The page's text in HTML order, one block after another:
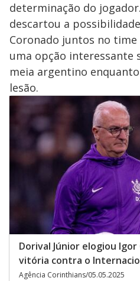
determinação do
descartou a
Coronado juntos no
uma opção interessante
meia argentino
lesão.
Dorival Júnior elogiou Igor
vitória contra o
Agência Corinthians/05.05.2025